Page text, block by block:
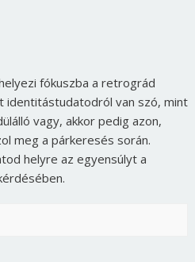
fókuszba a retrográd
identitástudatodról van szó, mint
vagy, akkor pedig azon,
meg a párkeresés során.
helyre az egyensúlyt a